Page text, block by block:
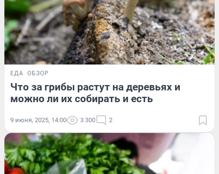
ЕДА ОБЗОР
Что за грибы растут на деревьях и
можно ли их собирать и есть
9 июня, 2025, 14:00 3 300 2